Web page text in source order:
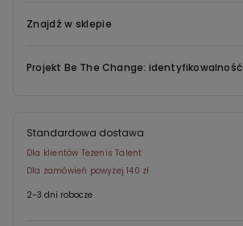
Znajdź w sklepie
Projekt Be The Change: identyfikowalność
Standardowa dostawa
Dla klientów Tezenis Talent
Dla zamówień powyżej 140 zł
2-3 dni robocze